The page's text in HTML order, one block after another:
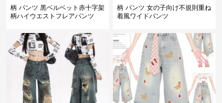
柄 パンツ 黒ベルベット赤十字架
柄ハイウエストフレアパンツ
柄 パンツ 女の子向け不規則重ね
着風ワイドパンツ